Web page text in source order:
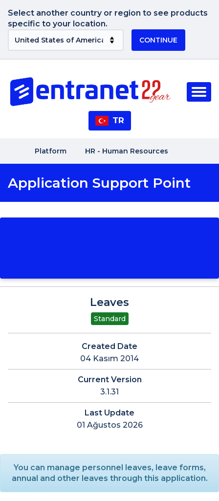
Select another country or region to see products
specific to your location.
CONTINUE
TR
Platform HR - Human Resources
Application Support Point
Leaves
Standard
Created Date
04 Kasım 2014
Current Version
3.1.31
Last Update
01 Ağustos 2026
You can manage personnel leaves, leave forms,
annual and other leaves through this application.